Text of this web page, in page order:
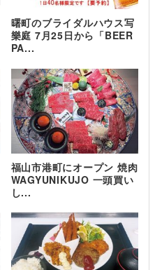
曙町のブライダルハウス写
樂庭 7月25日から「BEER
PA...
福山市港町にオープン 焼肉
WAGYUNIKUJO 一頭買い
し...